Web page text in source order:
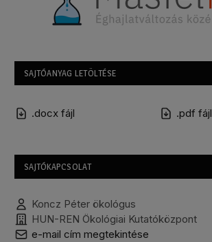
SAJTÓANYAG LETÖLTÉSE
.docx fájl .pdf fájl
SAJTÓKAPCSOLAT
Koncz Péter ökológus
HUN-REN Ökológiai Kutatóközpont
e-mail cím megtekintése